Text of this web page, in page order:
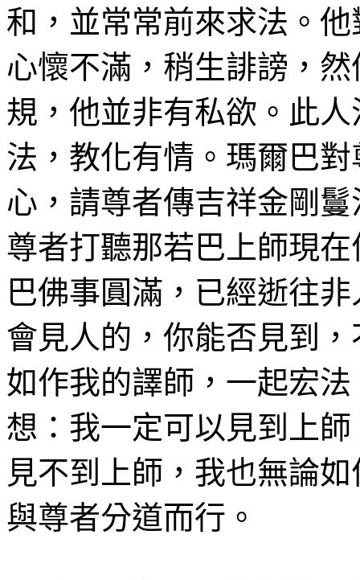
和，並常常前來求法。他
心懷不滿， 稍生誹謗，
規 ，他並非有私欲。此
法，教化有情。 瑪爾巴
心，請尊者傳吉祥金剛 鬘
尊者打聽那若巴上師現
巴佛事圓滿， 已經逝往
會見人的，你能否見到
如作我的譯師 ， 一起宏法
想：我一定可以見到上
見不到上師，我也無論
與尊者分道而行。